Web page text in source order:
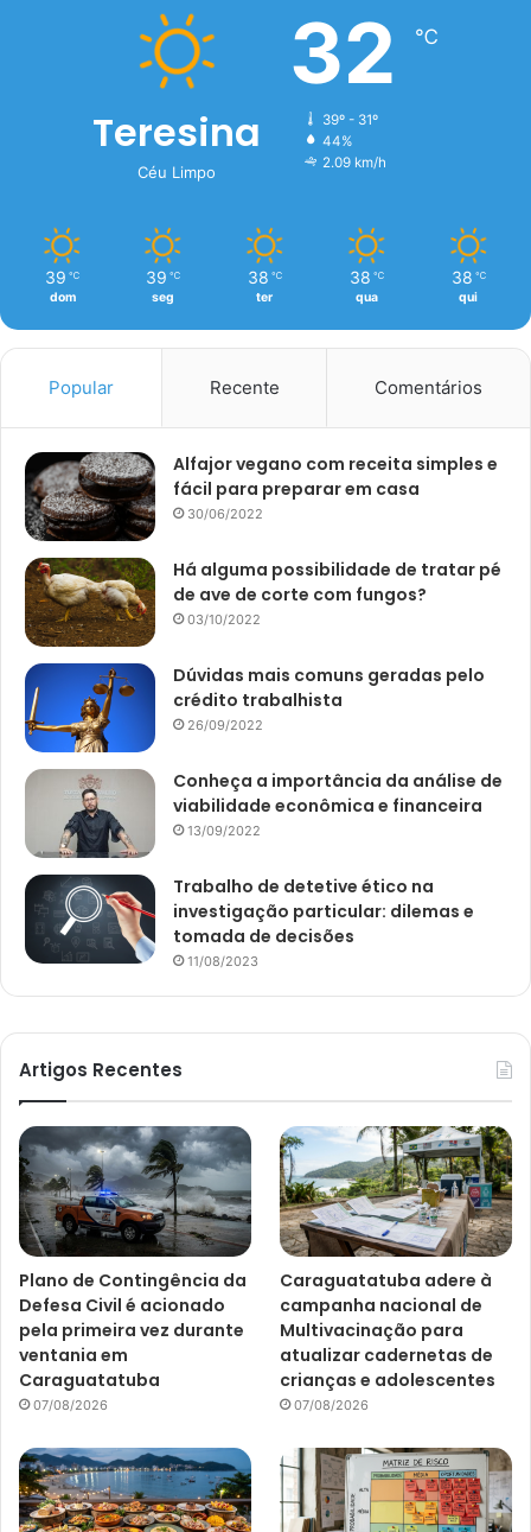
Teresina
Céu Limpo
32 ℃
39º - 31º
44%
2.09 km/h
39 ℃
dom
39 ℃
seg
38 ℃
ter
38 ℃
qua
38 ℃
qui
Popular Recente Comentários
Alfajor vegano com receita simples e
fácil para preparar em casa
30/06/2022
Há alguma possibilidade de tratar pé
de ave de corte com fungos?
03/10/2022
Dúvidas mais comuns geradas pelo
crédito trabalhista
26/09/2022
Conheça a importância da análise de
viabilidade econômica e financeira
13/09/2022
Trabalho de detetive ético na
investigação particular: dilemas e
tomada de decisões
11/08/2023
Artigos Recentes
Plano de Contingência da
Defesa Civil é acionado
pela primeira vez durante
ventania em
Caraguatatuba
07/08/2026
Caraguatatuba adere à
campanha nacional de
Multivacinação para
atualizar cadernetas de
crianças e adolescentes
07/08/2026